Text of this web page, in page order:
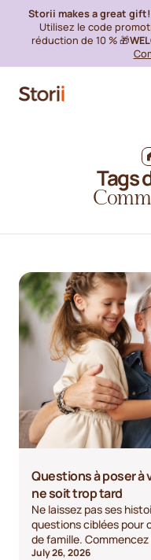
Storii makes a great gift!
Utilisez le code
réduction de 10 % 🎁
Tags
Questions à poser
ne soit trop tard
Ne laissez pas ses
questions ciblées pour
de famille.
July 26, 2026